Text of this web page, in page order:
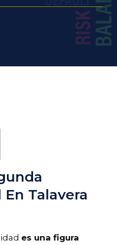
Talavera
es una figura